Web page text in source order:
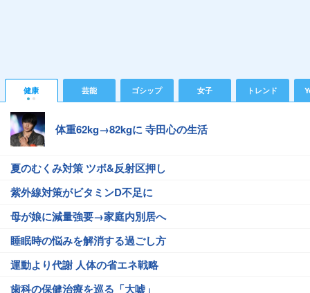
健康 芸能 ゴシップ 女子 トレンド
体重62kg→82kgに 寺田心の生活
夏のむくみ対策 ツボ&反射区押し
紫外線対策がビタミンD不足に
母が娘に減量強要→家庭内別居へ
睡眠時の悩みを解消する過ごし方
運動より代謝 人体の省エネ戦略
歯科の保健治療を巡る「大嘘」